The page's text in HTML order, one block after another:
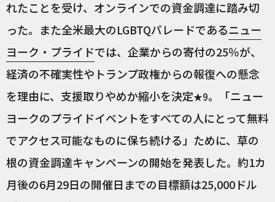
れたことを受け、オンラインでの資金調達に踏み切
った。また全米最大のLGBTQパレードであるニュー
ヨーク・プライドでは、企業からの寄付の25％が、
経済の不確実性やトランプ政権からの報復への懸念
を理由に、支援取りやめか縮小を決定★9。「ニュー
ヨークのプライドイベントをすべての人にとって無料
でアクセス可能なものに保ち続ける」ために、草の
根の資金調達キャンペーンの開始を発表した。約1カ
月後の6月29日の開催日までの目標額は25,000ドル